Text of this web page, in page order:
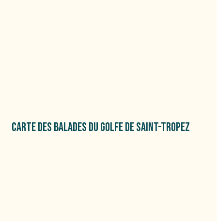
CARTE DES BALADES DU GOLFE DE SAINT-TROPEZ